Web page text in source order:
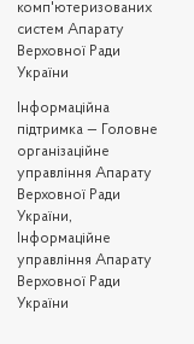
комп'ютеризованих
систем Апарату
Верховної Ради
України
Iнформаційна
підтримка — Головне
організаційне
управління Апарату
Верховної Ради
України,
Інформаційне
управління Апарату
Верховної Ради
України